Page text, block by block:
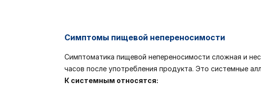
Симптомы пищевой непереносимости
Симптоматика пищевой непереносимости сложная и
часов после употребления продукта. Это системные
К системным относятся: